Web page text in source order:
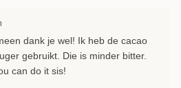
dank je wel! Ik heb de cacao
gebruikt. Die is minder bitter.
can do it sis!